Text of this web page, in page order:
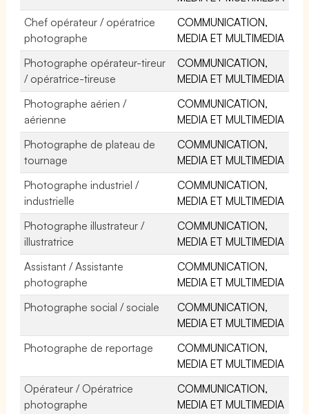
Chef opérateur / opératrice
photographe
COMMUNICATION,
MEDIA ET MULTIMEDIA
Photographe opérateur-tireur
/ opératrice-tireuse
COMMUNICATION,
MEDIA ET MULTIMEDIA
Photographe aérien /
aérienne
COMMUNICATION,
MEDIA ET MULTIMEDIA
Photographe de plateau de
tournage
COMMUNICATION,
MEDIA ET MULTIMEDIA
Photographe industriel /
industrielle
COMMUNICATION,
MEDIA ET MULTIMEDIA
Photographe illustrateur /
illustratrice
COMMUNICATION,
MEDIA ET MULTIMEDIA
Assistant / Assistante
photographe
COMMUNICATION,
MEDIA ET MULTIMEDIA
Photographe social / sociale
COMMUNICATION,
MEDIA ET MULTIMEDIA
Photographe de reportage
COMMUNICATION,
MEDIA ET MULTIMEDIA
Opérateur / Opératrice
photographe
COMMUNICATION,
MEDIA ET MULTIMEDIA